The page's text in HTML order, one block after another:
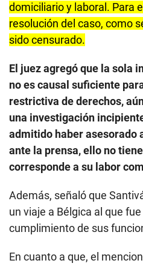
domiciliario y laboral. Para
resolución del caso, como
sido censurado.
El juez agregó que la sola
no es causal suficiente
restrictiva de derechos,
una investigación
admitido haber asesorado
ante la prensa, ello no
corresponde a su labor
Además, señaló que
un viaje a Bélgica al que
cumplimiento de sus
En cuanto a que, el